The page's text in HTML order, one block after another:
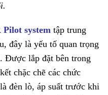
Pilot system tập trung
đây là yếu tố quan trọng
Được lắp đặt bên trong
chặc chẽ các chức
đèn lò, áp suất trước khi